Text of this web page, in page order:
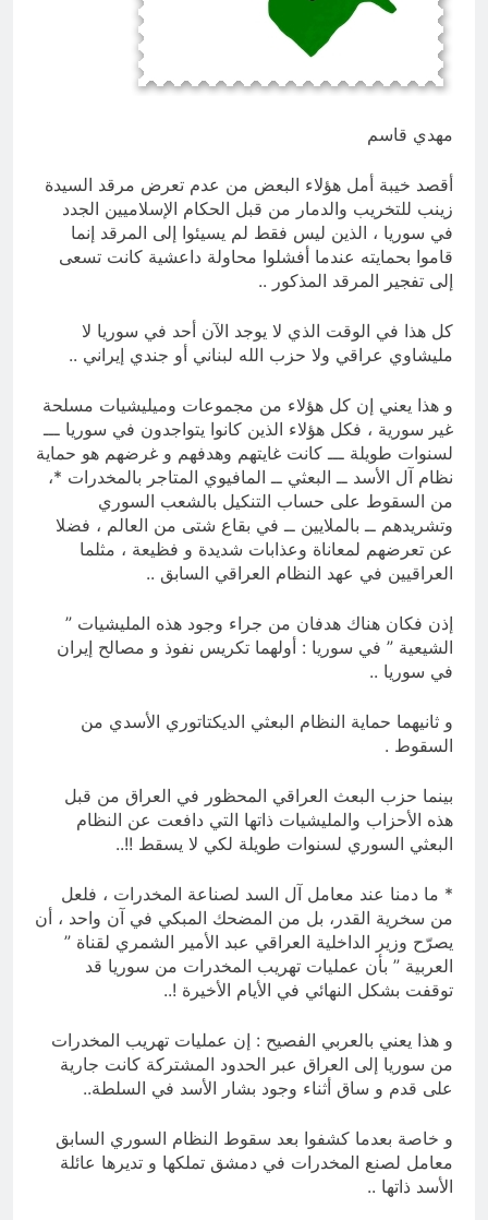
ازمة العلم العراقي.. ليست ازمة فقدان
الوطنية عند العراقيين.. بل (ازمة فقدان
الوطنية بالعلم نفسه) نركز على فئة
الأغلبية (لا ترفع العلم العراقي) وبنفس
4 ساعات Ago
مهدي قاسم
أقصد خيبة أمل هؤلاء البعض من عدم تعرض مرقد السيدة
زينب للتخريب والدمار من قبل الحكام الإسلاميين الجدد
في سوريا ، الذين ليس فقط لم يسيئوا إلى المرقد إنما
قاموا بحمايته عندما أفشلوا محاولة داعشية كانت تسعى
إلى تفجير المرقد المذكور ..
كل هذا في الوقت الذي لا يوجد الآن أحد في سوريا لا
مليشاوي عراقي ولا حزب الله لبناني أو جندي إيراني ..
و هذا يعني إن كل هؤلاء من مجموعات وميليشيات مسلحة
غير سورية ، فكل هؤلاء الذين كانوا يتواجدون في سوريا ـــ
لسنوات طويلة ـــ كانت غايتهم وهدفهم و غرضهم هو حماية
نظام آل الأسد ــ البعثي ــ المافيوي المتاجر بالمخدرات *،
من السقوط على حساب التنكيل بالشعب السوري
وتشريدهم ــ بالملايين ــ في بقاع شتى من العالم ، فضلا
عن تعرضهم لمعاناة وعذابات شديدة و فظيعة ، مثلما
العراقيين في عهد النظام العراقي السابق ..
إذن فكان هناك هدفان من جراء وجود هذه المليشيات ”
الشيعية ” في سوريا : أولهما تكريس نفوذ و مصالح إيران
في سوريا ..
و ثانيهما حماية النظام البعثي الديكتاتوري الأسدي من
السقوط .
بينما حزب البعث العراقي المحظور في العراق من قبل
هذه الأحزاب والمليشيات ذاتها التي دافعت عن النظام
البعثي السوري لسنوات طويلة لكي لا يسقط !!..
* ما دمنا عند معامل آل السد لصناعة المخدرات ، فلعل
من سخرية القدر، بل من المضحك المبكي في آن واحد ، أن
يصرّح وزير الداخلية العراقي عبد الأمير الشمري لقناة ”
العربية ” بأن عمليات تهريب المخدرات من سوريا قد
توقفت بشكل النهائي في الأيام الأخيرة !..
و هذا يعني بالعربي الفصيح : إن عمليات تهريب المخدرات
من سوريا إلى العراق عبر الحدود المشتركة كانت جارية
على قدم و ساق أثناء وجود بشار الأسد في السلطة..
و خاصة بعدما كشفوا بعد سقوط النظام السوري السابق
معامل لصنع المخدرات في دمشق تملكها و تديرها عائلة
الأسد ذاتها ..